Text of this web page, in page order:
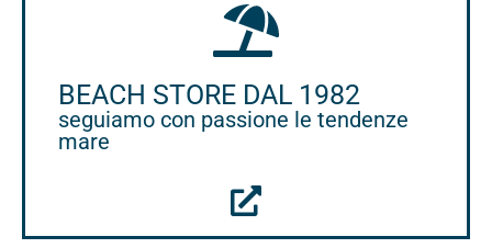
BEACH STORE DAL 1982
seguiamo con passione le tendenze
mare